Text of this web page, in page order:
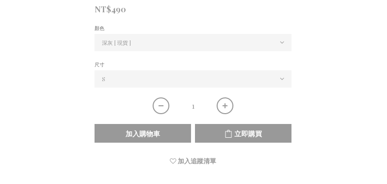
NT$490
顏色
尺寸
加入購物車 立即購買
加入追蹤清單